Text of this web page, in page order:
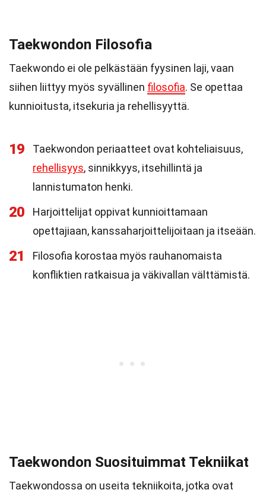
Taekwondon Filosofia
Taekwondo ei ole pelkästään fyysinen laji, vaan
siihen liittyy myös syvällinen filosofia. Se opettaa
kunnioitusta, itsekuria ja rehellisyyttä.
19
Taekwondon periaatteet ovat kohteliaisuus,
rehellisyys, sinnikkyys, itsehillintä ja
lannistumaton henki.
20
Harjoittelijat oppivat kunnioittamaan
opettajiaan, kanssaharjoittelijoitaan ja itseään.
21
Filosofia korostaa myös rauhanomaista
konfliktien ratkaisua ja väkivallan välttämistä.
Taekwondon Suosituimmat Tekniikat
Taekwondossa on useita tekniikoita, jotka ovat